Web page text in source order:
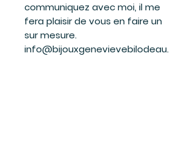
communiquez avec moi, il me
fera plaisir de vous en faire un
sur mesure.
info@bijouxgenevievebilodeau.